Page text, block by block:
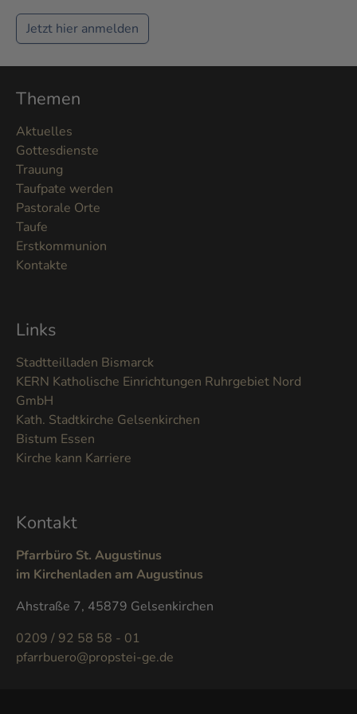
Jetzt hier anmelden
Themen
Aktuelles
Gottesdienste
Trauung
Taufpate werden
Pastorale Orte
Taufe
Erstkommunion
Kontakte
Links
Stadtteilladen Bismarck
KERN Katholische Einrichtungen Ruhrgebiet Nord
GmbH
Kath. Stadtkirche Gelsenkirchen
Bistum Essen
Kirche kann Karriere
Kontakt
Pfarrbüro St. Augustinus
im Kirchenladen am Augustinus
Ahstraße 7, 45879 Gelsenkirchen
0209 / 92 58 58 - 01
pfarrbuero@propstei-ge.de